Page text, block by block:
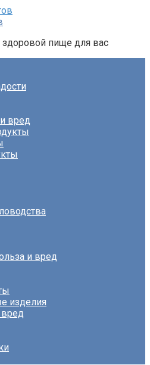
пище для вас
вред
и вред
изделия